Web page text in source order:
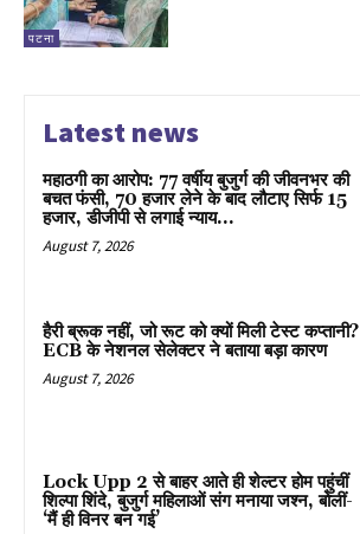
पटना
Latest news
महाठगी का आरोप: 77 वर्षीय बुजुर्ग की जीवनभर की
बचत फंसी, 70 हजार लेने के बाद लौटाए सिर्फ 15
हजार, डीजीपी से लगाई न्याय...
August 7, 2026
हैरी ब्रूक नहीं, जो रूट को क्यों मिली टेस्ट कप्तानी?
ECB के नेशनल सेलेक्टर ने बताया बड़ा कारण
August 7, 2026
Lock Upp 2 से बाहर आते ही शेल्टर होम पहुंचीं
शिल्पा शिंदे, बुजुर्ग महिलाओं संग मनाया जश्न, बोलीं-
‘मैं ही विनर बन गई’